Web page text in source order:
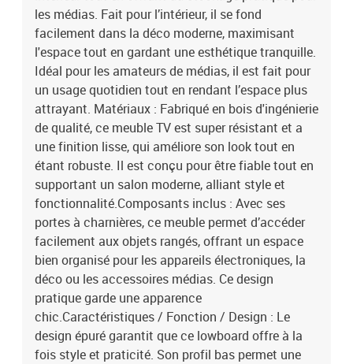
les médias. Fait pour l’intérieur, il se fond
facilement dans la déco moderne, maximisant
l'espace tout en gardant une esthétique tranquille.
Idéal pour les amateurs de médias, il est fait pour
un usage quotidien tout en rendant l’espace plus
attrayant. Matériaux : Fabriqué en bois d'ingénierie
de qualité, ce meuble TV est super résistant et a
une finition lisse, qui améliore son look tout en
étant robuste. Il est conçu pour être fiable tout en
supportant un salon moderne, alliant style et
fonctionnalité.Composants inclus : Avec ses
portes à charnières, ce meuble permet d’accéder
facilement aux objets rangés, offrant un espace
bien organisé pour les appareils électroniques, la
déco ou les accessoires médias. Ce design
pratique garde une apparence
chic.Caractéristiques / Fonction / Design : Le
design épuré garantit que ce lowboard offre à la
fois style et praticité. Son profil bas permet une